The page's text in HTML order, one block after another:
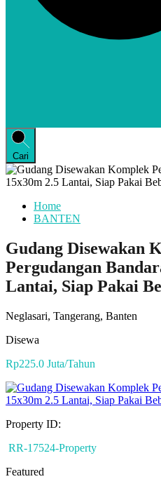
Cari
Home
BANTEN
Gudang Disewakan
Pergudangan
Lantai, Siap Pakai
Neglasari, Tangerang, Banten
Disewa
Rp225.0 Juta/Tahun
Property ID:
RR-17524-Property
Featured